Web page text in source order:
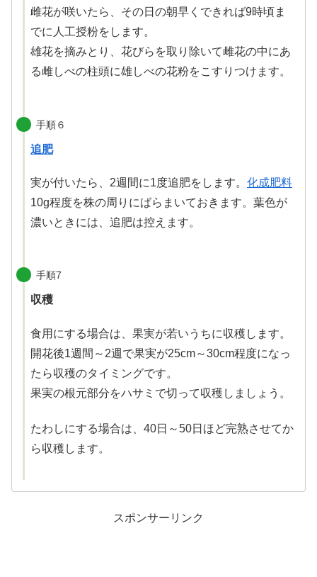
雌花が咲いたら、その日の朝早くできれば9時頃ま
でに人工授粉をします。
雄花を摘みとり、花びらを取り除いて雌花の中にあ
る雌しべの柱頭に雄しべの花粉をこすりつけます。
手順６
追肥
実が付いたら、2週間に1度追肥をします。 化成肥料
10g程度を株の周りにばらまいておきます。葉色が
濃いときには、追肥は控えます。
手順7
収穫
食用にする場合は、果実が若いうちに収穫します。
開花後1週間～2週で果実が25cm～30cm程度になっ
たら収穫のタイミングです。
果実の根元部分をハサミで切って収穫しましょう。
たわしにする場合は、40日～50日ほど完熟させてか
ら収穫します。
スポンサーリンク